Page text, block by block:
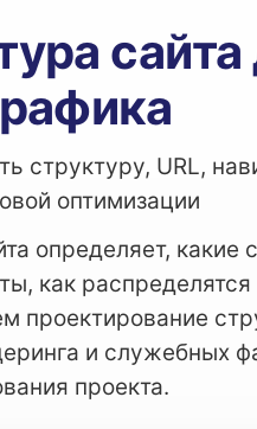
сайта
структуру, URL,
оптимизации
определяет, какие
как
проектирование
и служебных
проекта.